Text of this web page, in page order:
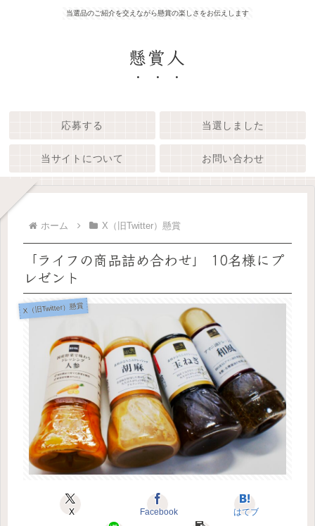
当選品のご紹介を交えながら懸賞の楽しさをお伝えします
懸賞人
応募する 当選しました
当サイトについて お問い合わせ
ホーム X（旧Twitter）懸賞
「ライフの商品詰め合わせ」 10名様にプ
レゼント
X（旧Twitter）懸賞
X Facebook はてブ